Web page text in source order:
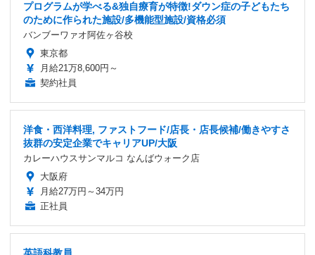
プログラムが学べる&独自療育が特徴!ダウン症の子どもたち
のために作られた施設/多機能型施設/資格必須
バンブーワァオ阿佐ヶ谷校
東京都
月給21万8,600円～
契約社員
洋食・西洋料理, ファストフード/店長・店長候補/働きやすさ
抜群の安定企業でキャリアUP/大阪
カレーハウスサンマルコ なんばウォーク店
大阪府
月給27万円～34万円
正社員